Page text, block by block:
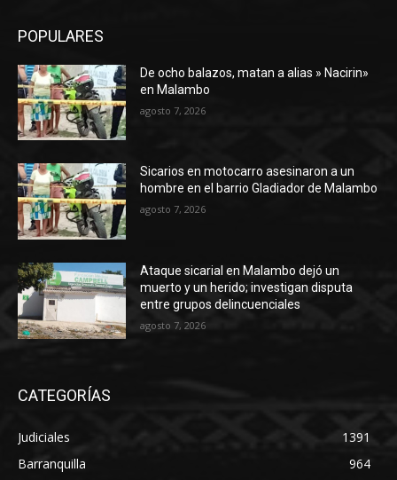
POPULARES
De ocho balazos, matan a alias » Nacirin»
en Malambo
agosto 7, 2026
Sicarios en motocarro asesinaron a un
hombre en el barrio Gladiador de Malambo
agosto 7, 2026
Ataque sicarial en Malambo dejó un
muerto y un herido; investigan disputa
entre grupos delincuenciales
agosto 7, 2026
CATEGORÍAS
Judiciales
1391
Barranquilla
964